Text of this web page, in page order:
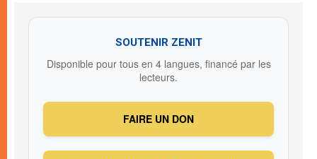
SOUTENIR ZENIT
Disponible pour tous en 4 langues, financé par les
lecteurs.
FAIRE UN DON